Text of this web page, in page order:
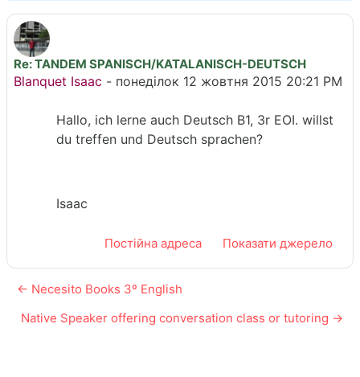
Re: TANDEM SPANISCH/KATALANISCH-DEUTSCH
Blanquet Isaac - понеділок 12 жовтня 2015 20:21 PM
Кількість відповідей: 0
Hallo, ich lerne auch Deutsch B1, 3r EOI. willst
du treffen und Deutsch sprachen?
Isaac
Постійна адреса Показати джерело
← Necesito Books 3º English
Native Speaker offering conversation class or tutoring →